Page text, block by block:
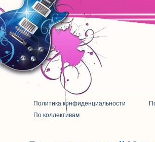
Политика конфиденциальности
По коллективам